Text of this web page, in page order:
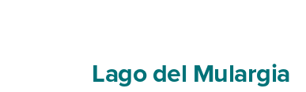
Lago del Mulargia